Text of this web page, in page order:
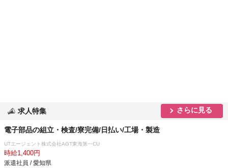
求人特集 さらに見る
電子部品の組立・検査/寮完備/日払い/工場・製造
UTエージェント株式会社AGT東海第一CU
時給1,400円
派遣社員 / 愛知県